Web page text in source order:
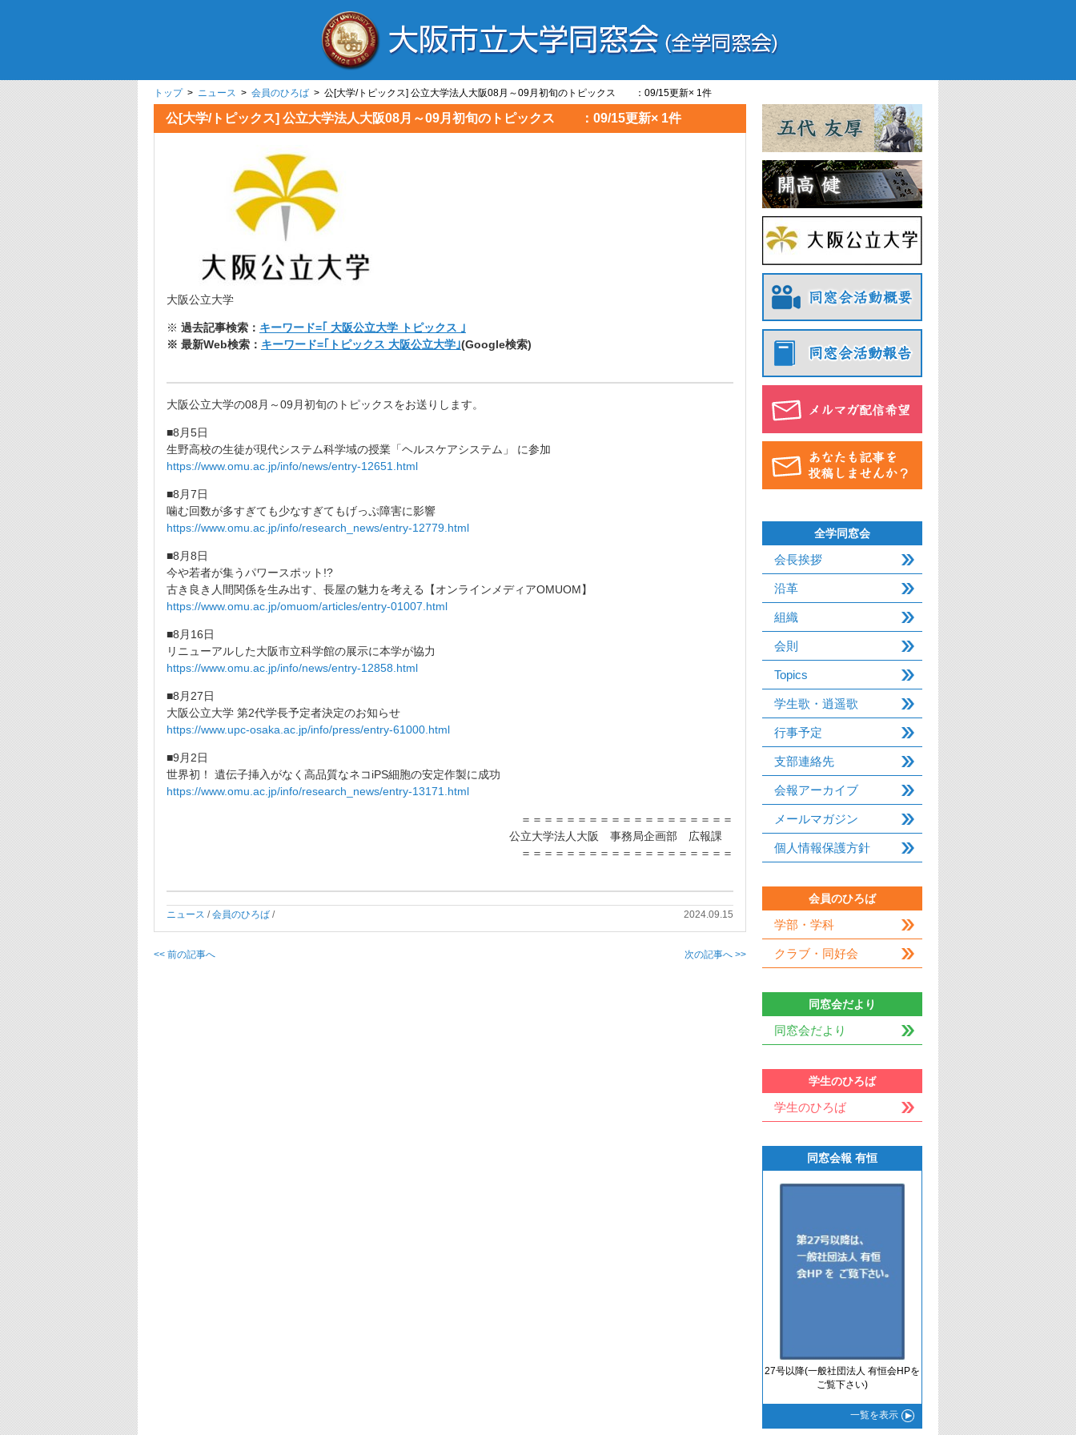
トップ> ニュース > 会員のひろば > 公[大学/トピックス] 公立大学法人大阪08月～09月初旬のトピックス ：09/15更新× 1件
公[大学/トピックス] 公立大学法人大阪08月～09月初旬のトピックス ：09/15更新× 1件
大阪公立大学
※ 過去記事検索： キーワード=｢ 大阪公立大学 トピックス ｣
※ 最新Web検索： キーワード=｢トピックス 大阪公立大学｣(Google検索)
大阪公立大学の08月～09月初旬のトピックスをお送りします。
■8月5日
生野高校の生徒が現代システム科学域の授業「ヘルスケアシステム」 に参加
https://www.omu.ac.jp/info/news/entry-12651.html
■8月7日
噛む回数が多すぎても少なすぎてもげっぷ障害に影響
https://www.omu.ac.jp/info/research_news/entry-12779.html
■8月8日
今や若者が集うパワースポット!?
古き良き人間関係を生み出す、長屋の魅力を考える【オンラインメディアOMUOM】
https://www.omu.ac.jp/omuom/articles/entry-01007.html
■8月16日
リニューアルした大阪市立科学館の展示に本学が協力
https://www.omu.ac.jp/info/news/entry-12858.html
■8月27日
大阪公立大学 第2代学長予定者決定のお知らせ
https://www.upc-osaka.ac.jp/info/press/entry-61000.html
■9月2日
世界初！ 遺伝子挿入がなく高品質なネコiPS細胞の安定作製に成功
https://www.omu.ac.jp/info/research_news/entry-13171.html
＝＝＝＝＝＝＝＝＝＝＝＝＝＝＝＝＝＝＝
公立大学法人大阪 事務局企画部 広報課
＝＝＝＝＝＝＝＝＝＝＝＝＝＝＝＝＝＝＝
ニュース /会員のひろば / 2024.09.15
<< 前の記事へ 次の記事へ >>
全学同窓会
会長挨拶
沿革
組織
会則
Topics
学生歌・逍遥歌
行事予定
支部連絡先
会報アーカイブ
メールマガジン
個人情報保護方針
会員のひろば
学部・学科
クラブ・同好会
同窓会だより
同窓会だより
学生のひろば
学生のひろば
同窓会報 有恒
27号以降(一般社団法人 有恒会HPを
ご覧下さい)
一覧を表示